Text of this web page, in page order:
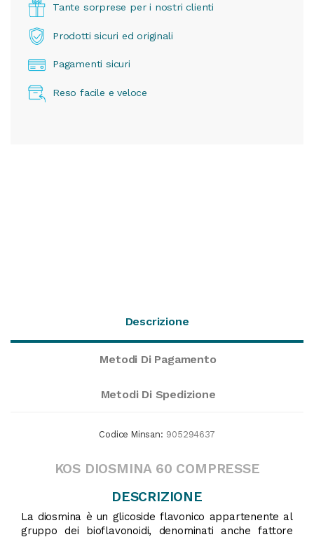
Tante sorprese per i nostri clienti
Prodotti sicuri ed originali
Pagamenti sicuri
Reso facile e veloce
Descrizione
Metodi Di Pagamento
Metodi Di Spedizione
Codice Minsan: 905294637
KOS DIOSMINA 60 COMPRESSE
DESCRIZIONE
La diosmina è un glicoside flavonico appartenente al
gruppo dei bioflavonoidi, denominati anche fattore